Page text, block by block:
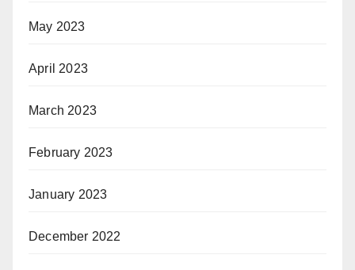
May 2023
April 2023
March 2023
February 2023
January 2023
December 2022